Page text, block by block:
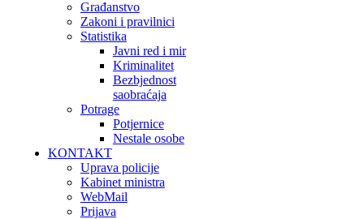
Građanstvo
Zakoni i pravilnici
Statistika
Javni red i mir
Kriminalitet
Bezbjednost
saobraćaja
Potrage
Potjernice
Nestale osobe
KONTAKT
Uprava policije
Kabinet ministra
WebMail
Prijava